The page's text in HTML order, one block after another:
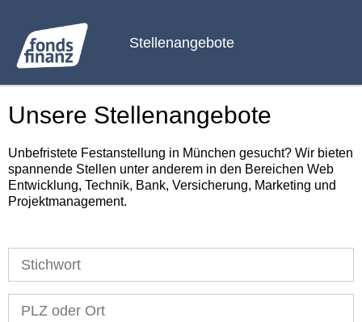
Stellenangebote
Unsere Stellenangebote
Unbefristete Festanstellung in München gesucht? Wir bieten
spannende Stellen unter anderem in den Bereichen Web
Entwicklung, Technik, Bank, Versicherung, Marketing und
Projektmanagement.